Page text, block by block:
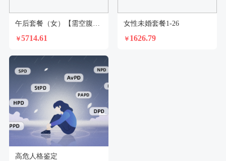
￥5714.61
女性未婚套餐1-26
￥ 1626.79
高危人格鉴定